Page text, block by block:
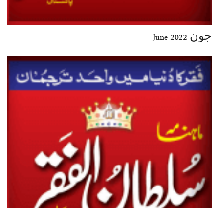
جون-June-2022